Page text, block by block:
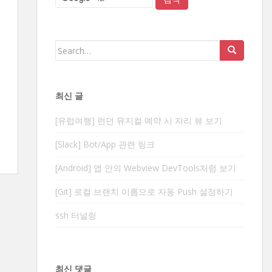
Search
최신 글
[유럽여행] 런던 뮤지컬 예약 시 자리 뷰 보기
[Slack] Bot/App 관련 링크
[Android] 앱 안의 Webview DevTools처럼 보기
[Git] 로컬 브랜치 이름으로 자동 Push 설정하기
ssh 터널링
최신 댓글